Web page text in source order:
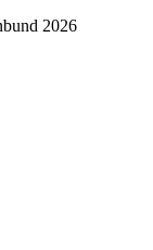
2026